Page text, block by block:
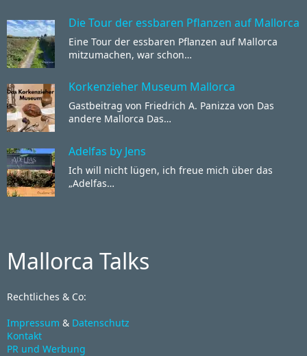
Die Tour der essbaren Pflanzen auf Mallorca
Eine Tour der essbaren Pflanzen auf Mallorca
mitzumachen, war schon…
Korkenzieher Museum Mallorca
Gastbeitrag von Friedrich A. Panizza von Das
andere Mallorca Das…
Adelfas by Jens
Ich will nicht lügen, ich freue mich über das
„Adelfas…
Mallorca Talks
Rechtliches & Co:
Impressum & Datenschutz
Kontakt
PR und Werbung